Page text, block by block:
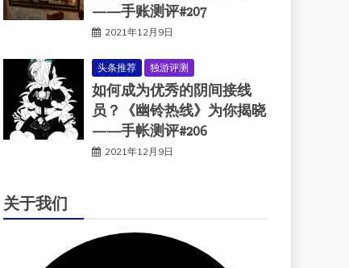
——手账测评#207
2021年12月9日
头条推荐 独游评测
如何成为优秀的阴间接线
员？《幽铃热线》为你揭晓
——手帐测评#206
2021年12月9日
关于我们